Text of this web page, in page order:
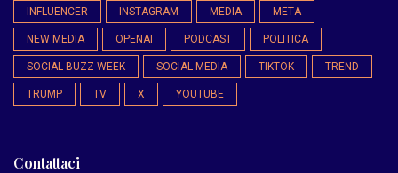
INFLUENCER INSTAGRAM MEDIA META
NEW MEDIA OPENAI PODCAST POLITICA
SOCIAL BUZZ WEEK SOCIAL MEDIA TIKTOK TREND
TRUMP TV X YOUTUBE
Contattaci